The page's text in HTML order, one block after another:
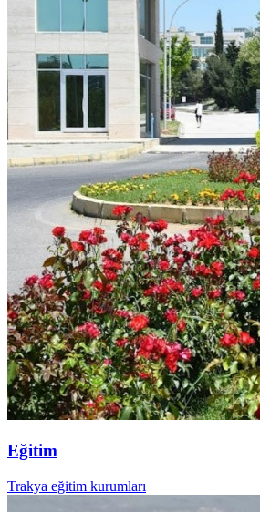
Eğitim
Trakya eğitim kurumları